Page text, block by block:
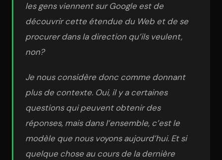
les gens viennent sur Google est de
découvrir cette étendue du Web et de se
procurer dans la direction qu’ils veulent,
non?
Je nous considère donc comme donnant
plus de contexte. Oui, il y a certaines
questions qui peuvent obtenir des
réponses, mais dans l’ensemble, c’est le
modèle que nous voyons aujourd’hui. Et si
quelque chose au cours de la dernière